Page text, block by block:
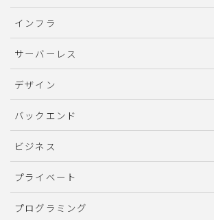
インフラ
サーバーレス
デザイン
バックエンド
ビジネス
プライベート
プログラミング